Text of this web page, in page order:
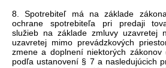
8. Spotrebiteľ má na základe
ochrane spotrebiteľa pri predaji
služieb na základe zmluvy uzavretej
uzavretej mimo prevádzkových
zmene a doplnení niektorých zákonov
podľa ustanovení § 7 a nasledujúcich